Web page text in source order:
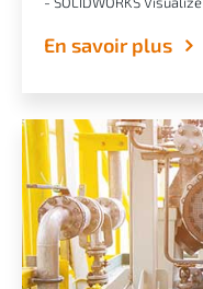
En savoir plus